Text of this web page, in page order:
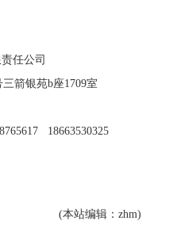
任公司
箭银苑b座1709室
18663530325
(本站编辑：zhm)